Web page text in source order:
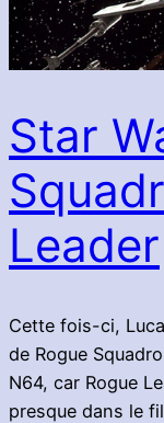
Star
Leader
Cette fois-ci,
de Rogue
N64, car Rogue
presque dans le